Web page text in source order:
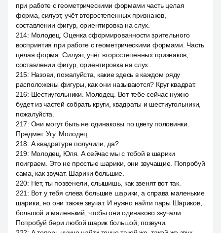
при работе с геометрическими формами часть целая
форма, силуэт, учёт второстепенных признаков,
составлении фигур, ориентировка на слух.
214: Молодец. Оценка сформированности зрительного
восприятия при работе с геометрическими формами. Часть
целая форма. Силуэт, учёт второстепенных признаков,
составлении фигур, ориентировка на слух.
215: Назови, пожалуйста, какие здесь в каждом ряду
расположены фигуры, как они называются? Круг квадрат.
216: Шестиугольники. Молодец. Вот тебе сейчас нужно
будет из частей собрать круги, квадраты и шестиугольники,
пожалуйста.
217: Они могут быть не одинаковы по цвету половинки.
Предмет. Угу. Молодец.
218: А квадратуре получили, да?
219: Молодец, Юля. А сейчас мы с тобой в шарики
поиграем. Это не простые шарики, они звучащие. Попробуй
сама, как звучат. Шарики большие.
220: Нет, ты позвенели, слышишь, как звенят вот так.
221 : Вот у тебя слева большие шарики, а справа маленькие
шарики, но они также звучат. И нужно найти пары Шариков,
большой и маленький, чтобы они одинаково звучали.
Попробуй бери любой шарик большой, позвучи.